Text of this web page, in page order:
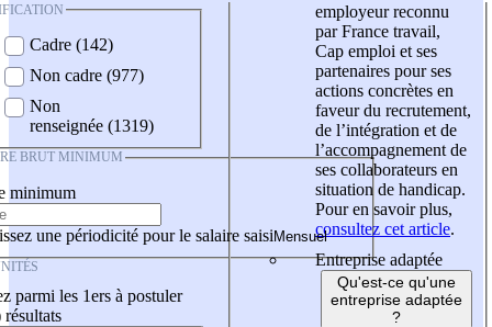
Cadre (142)
Non cadre (977)
Non
renseignée (1319)
BRUT MINIMUM
minimum
une périodicité pour le salaire saisi
parmi les 1ers à postuler
résultats
employeur reconnu
par France travail,
Cap emploi et ses
partenaires pour ses
actions concrètes en
faveur du recrutement,
de l’intégration et de
l’accompagnement de
ses collaborateurs en
situation de handicap.
Pour en savoir plus,
consultez cet article.
Entreprise adaptée
Qu'est-ce qu'une
entreprise adaptée
?